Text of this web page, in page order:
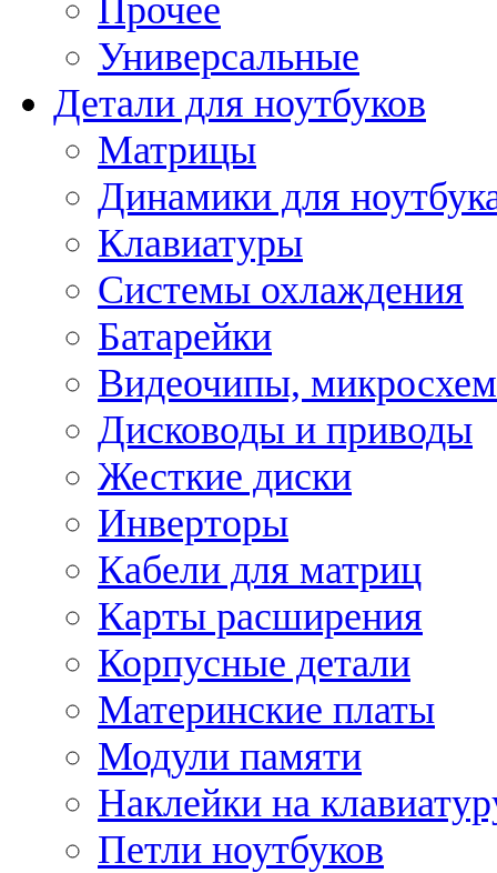
Прочее
Универсальные
Детали для ноутбуков
Матрицы
Динамики для
Клавиатуры
Системы охлаждения
Батарейки
Видеочипы,
Дисководы и приводы
Жесткие диски
Инверторы
Кабели для матриц
Карты расширения
Корпусные детали
Материнские платы
Модули памяти
Наклейки на
Петли ноутбуков